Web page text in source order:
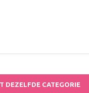
DEZELFDE CATEGORIE